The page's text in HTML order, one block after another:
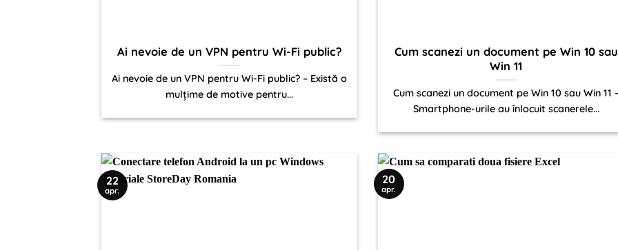
Ai nevoie de un VPN pentru Wi-Fi public?
Ai nevoie de un VPN pentru Wi-Fi public? – Există o
mulțime de motive pentru...
Cum scanezi un document pe Win 10 sau
Win 11
Cum scanezi un document pe Win 10 sau Win 11
Smartphone-urile au înlocuit scanerele...
22
apr.
20
apr.